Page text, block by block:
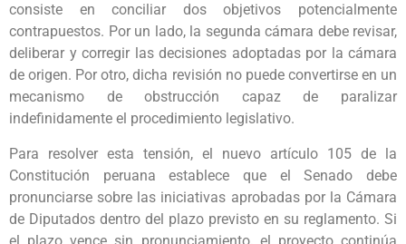
consiste en conciliar dos objetivos potencialmente
contrapuestos. Por un lado, la segunda cámara debe revisar,
deliberar y corregir las decisiones adoptadas por la cámara
de origen. Por otro, dicha revisión no puede convertirse en un
mecanismo de obstrucción capaz de paralizar
indefinidamente el procedimiento legislativo.
Para resolver esta tensión, el nuevo artículo 105 de la
Constitución peruana establece que el Senado debe
pronunciarse sobre las iniciativas aprobadas por la Cámara
de Diputados dentro del plazo previsto en su reglamento. Si
el plazo vence sin pronunciamiento, el proyecto continúa